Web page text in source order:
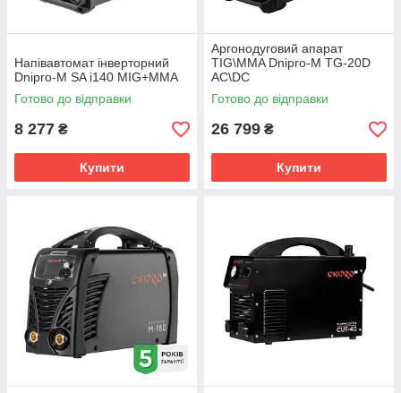
Напівавтомат інверторний
Dnipro-M SA i140 MIG+MMA
Готово до відправки
8 277 ₴
Купити
Аргонодуговий апарат
TIG\MMA Dnipro-M TG-20D
AC\DC
Готово до відправки
26 799 ₴
Купити